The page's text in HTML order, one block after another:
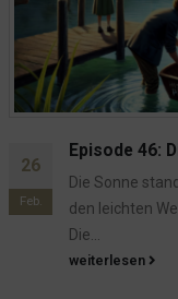
02
Feb.
Episode 21:
Die
See, und der
ließ...
weiterlesen